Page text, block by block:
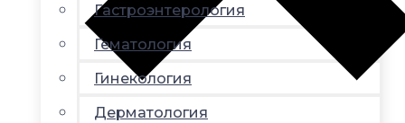
Гастроэнтерология
Гематология
Гинекология
Дерматология